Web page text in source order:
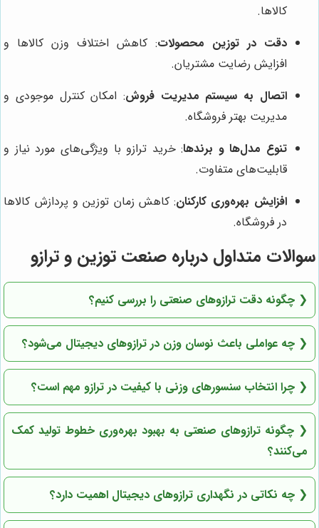
کالاها.
دقت در توزین محصولات: کاهش اختلاف وزن کالاها و
افزایش رضایت مشتریان.
اتصال به سیستم مدیریت فروش: امکان کنترل موجودی و
مدیریت بهتر فروشگاه.
تنوع مدل‌ها و برندها: خرید ترازو با ویژگی‌های مورد نیاز و
قابلیت‌های متفاوت.
افزایش بهره‌وری کارکنان: کاهش زمان توزین و پردازش کالاها
در فروشگاه.
سوالات متداول درباره صنعت توزین و ترازو
❮ چگونه دقت ترازوهای صنعتی را بررسی کنیم؟
❮ چه عواملی باعث نوسان وزن در ترازوهای دیجیتال می‌شود؟
❮ چرا انتخاب سنسورهای وزنی با کیفیت در ترازو مهم است؟
❮ چگونه ترازوهای صنعتی به بهبود بهره‌وری خطوط تولید کمک
می‌کنند؟
❮ چه نکاتی در نگهداری ترازوهای دیجیتال اهمیت دارد؟